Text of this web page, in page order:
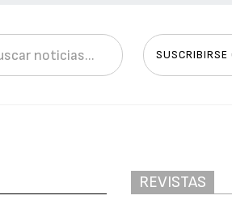
SUSCRIBIRSE
REVISTAS